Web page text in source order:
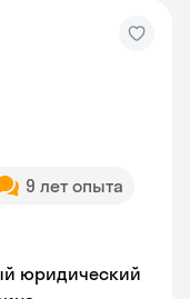
9 лет опыта
юридический